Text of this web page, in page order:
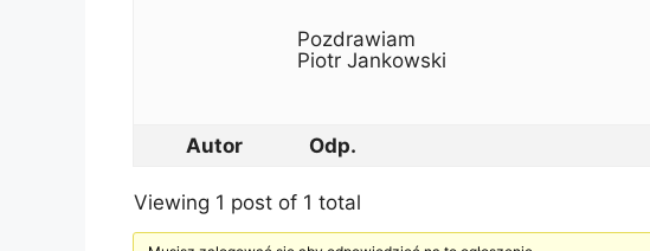
Pozdrawiam
Piotr Jankowski
Autor Odp.
Viewing 1 post of 1 total